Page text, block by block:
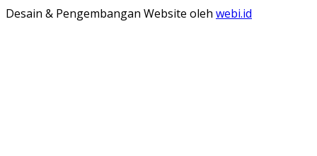
Desain & Pengembangan Website oleh webi.id